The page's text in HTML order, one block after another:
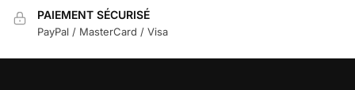
PAIEMENT SÉCURISÉ
PayPal / MasterCard / Visa